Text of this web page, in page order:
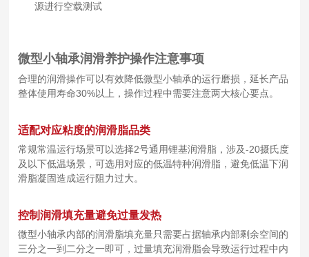
源进行空载测试
微型小轴承润滑养护操作注意事项
合理的润滑操作可以有效降低微型小轴承的运行磨损，延长产品
整体使用寿命30%以上，操作过程中需要注意两大核心要点。
适配对应粘度的润滑脂品类
常规常温运行场景可以选择2号通用锂基润滑脂，涉及-20摄氏度
及以下低温场景，可选用对应的低温特种润滑脂，避免低温下润
滑脂凝固造成运行阻力过大。
控制润滑填充量避免过量发热
微型小轴承内部的润滑脂填充量只需要占据轴承内部剩余空间的
三分之一到二分之一即可，过量填充润滑脂会导致运行过程中内